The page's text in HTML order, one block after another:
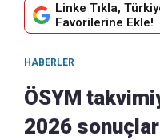
Linke Tıkla,
Favorilerine Ekle!
HABERLER
ÖSYM
2026